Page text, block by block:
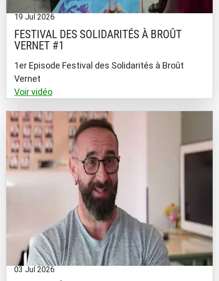
19 Jul 2026
FESTIVAL DES SOLIDARITÉS À BROÛT
VERNET #1
1er Episode Festival des Solidarités à Broût
Vernet
Voir vidéo
03 Jul 2026